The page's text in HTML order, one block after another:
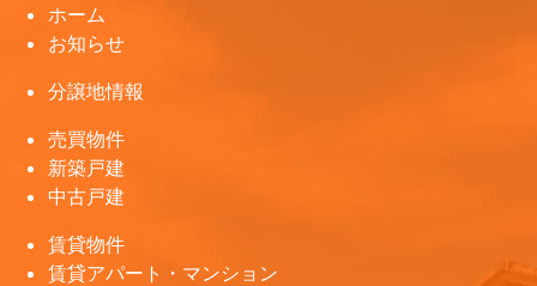
ホーム
お知らせ
分譲地情報
売買物件
新築戸建
中古戸建
賃貸物件
賃貸アパート・マンション